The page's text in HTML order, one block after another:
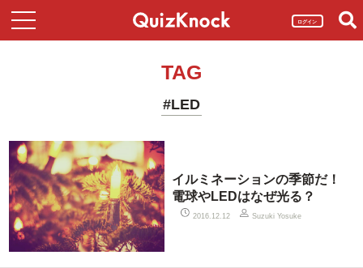
ログイン
TAG
#LED
イルミネーションの季節だ！
電球やLEDはなぜ光る？
2016.12.12 Suzuki Yosuke